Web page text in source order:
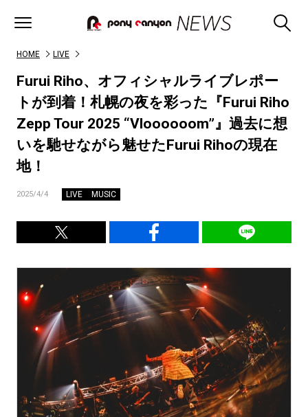
HOME LIVE
Furui Riho、オフィシャルライブレポー
トが到着！札幌の夜を彩った『Furui Riho
Zepp Tour 2025 “Vloooooom”』過去に想
いを馳せながら魅せたFurui Rihoの現在
地！
2025/4/4 LIVE MUSIC